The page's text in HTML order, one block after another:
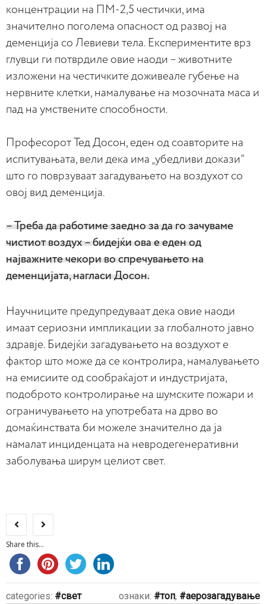
концентрации на ПМ-2,5 честички, има
значително поголема опасност од развој на
деменција со Левиеви тела. Експериментите врз
глувци ги потврдиле овие наоди – животните
изложени на честичките доживеале губење на
нервните клетки, намалување на мозочната маса и
пад на умствените способности.
Професорот Тед Досон, еден од соавторите на
испитувањата, вели дека има „убедливи докази“
што го поврзуваат загадувањето на воздухот со
овој вид деменција.
– Треба да работиме заедно за да го зачуваме
чистиот воздух – бидејќи ова е еден од
најважните чекори во спречувањето на
деменцијата, нагласи Досон.
Научниците предупредуваат дека овие наоди
имаат сериозни импликации за глобалното јавно
здравје. Бидејќи загадувањето на воздухот е
фактор што може да се контролира, намалувањето
на емисиите од сообраќајот и индустријата,
подоброто контролирање на шумските пожари и
ограничувањето на употребата на дрво во
домаќинствата би можеле значително да ја
намалат инциденцата на невродегенеративни
заболувања ширум целиот свет.
Share this...
categories: свет ознаки: топ, аерозагадување